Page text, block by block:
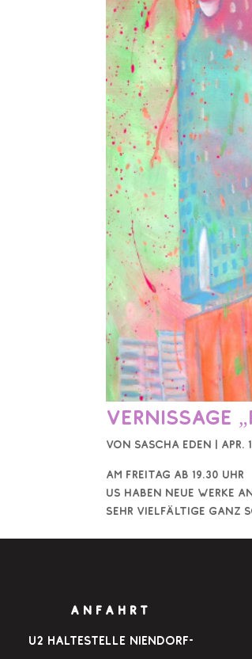
Vernissage
von Sascha Eden | Apr.
Am Freitag ab 19.30
us haben neue
sehr vielfältige ganz
ANFAHRT
u2 Haltestelle Niendorf-